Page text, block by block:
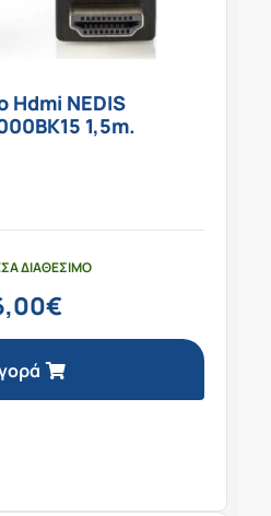
Hdmi NEDIS
1,5m.
ΔΙΑΘΈΣΙΜΟ
€